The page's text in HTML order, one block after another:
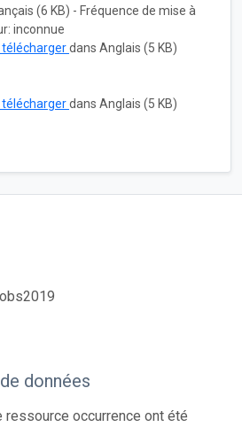
(6 KB) - Fréquence de mise à
inconnue
téléchargerdans Anglais (5 KB)
téléchargerdans Anglais (5 KB)
données
occurrence ont été